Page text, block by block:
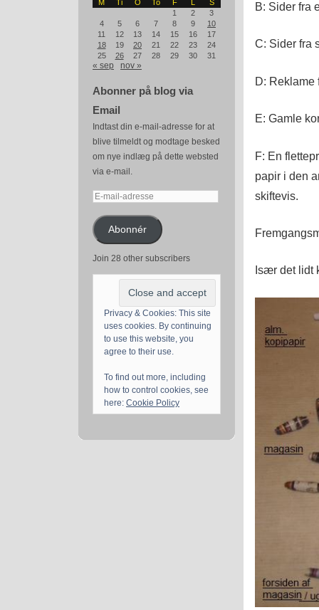
M
Ti O To F L
S
1
2
3
4
5 6 7 8 9
10
11
12 13 14 15 16
17
18
19 20 21 22 23
24
25
26 27 28 29 30 31
« sep nov »
Abonner på blog via
Email
Indtast din e-mail-adresse for at
blive tilmeldt og modtage besked
om nye indlæg på dette websted
via e-mail.
E-
adresseAbonnér
Join 28 other subscribers
Privacy & Cookies: This site
uses cookies. By continuing
to use this website, you
agree to their use.
To find out more, including
how to control cookies, see
here: Cookie Policy
B: Sider fra
C: Sider fra
D: Reklame
E: Gamle
F: En
papir i den
skiftevis.
Især det lidt